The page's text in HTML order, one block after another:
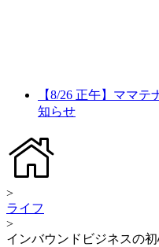
【8/26 正午】ママテ
知らせ
>
ライフ
>
インバウンドビジネスの